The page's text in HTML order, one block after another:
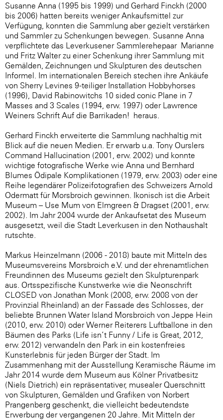
Susanne Anna (1995 bis 1999) und Gerhard Finckh (2000
bis 2006) hatten bereits weniger Ankaufsmittel zur
Verfügung, konnten die Sammlung aber gezielt verstärken
und Sammler zu Schenkungen bewegen.
Susanne Anna
verpflichtete das Leverkusener Sammlerehepaar Marianne
und Fritz Walter zu einer Schenkung ihrer Sammlung mit
Gemälden, Zeichnungen und Skulpturen des deutschen
Informel. Im internationalen Bereich stechen ihre Ankäufe
von Sherry Levines 9-teiliger Installation Hobbyhorses
(1996), David Rabinowitchs 10 sided conic Plane in 7
Masses and 3 Scales (1994, erw. 1997) oder Lawrence
Weiners Schrift Auf die Barrikaden! heraus.
Gerhard Finckh erweiterte die Sammlung nachhaltig mit
Blick auf die neuen Medien. Er erwarb u.a. Tony Ourslers
Command Hallucination (2001, erw. 2002) und konnte
wichtige fotografische Werke wie Anna und Bernhard
Blumes Ödipale Komplikationen (1979, erw. 2003) oder eine
Reihe legendärer Polizeifotografien des Schweizers Arnold
Odermatt für Morsbroich gewinnen. Ikonisch ist die Arbeit
Museum – Use Mum von Elmgreen & Dragset (2001, erw.
2002). Im Jahr 2004 wurde der Ankaufsetat des Museum
ausgesetzt, weil die Stadt Leverkusen in den Nothaushalt
rutschte.
Markus Heinzelmann (2006 - 2018) baute mit Mitteln des
Museumsvereins Morsbroich e.V. und der ehrenamtlichen
Freundinnen des Museums gezielt den Skulpturenpark
aus. Ortsspezifische Kunstwerke wie die Neonschrift
CLOSED von Jonathan Monk (2008, erw. 2008 von der
Provinzial Rheinland) an der Fassade des Schlosses, der
beliebte Brunnen Water Island Morsbroich von Jeppe Hein
(2010, erw. 2010) oder Werner Reiterers Luftballone in den
Bäumen des Parks (Life isn’t Funny / Life is Great, 2012,
erw. 2012) verwandeln den Park in ein kostenfreies
Kunsterlebnis für jeden Bürger der Stadt. Im
Zusammenhang mit der Ausstellung Keramische Räume im
Jahr 2014 wurde dem Museum aus Kölner Privatbesitz
(Niels Dietrich) ein repräsentativer, musealer Querschnitt
von Skulpturen, Gemälden und Grafiken von Norbert
Prangenberg geschenkt, die vielleicht bedeutendste
Erwerbung der vergangenen 20 Jahre. Mit Mitteln der